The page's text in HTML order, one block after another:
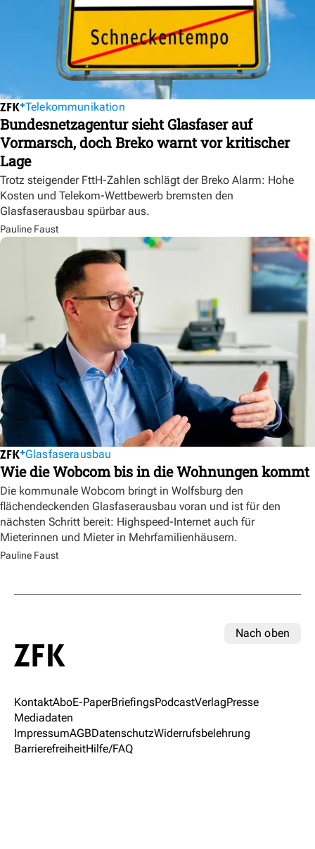
Telekommunikation
Bundesnetzagentur sieht Glasfaser auf
Vormarsch, doch Breko warnt vor kritischer
Lage
Trotz steigender FttH-Zahlen schlägt der Breko Alarm: Hohe
Kosten und Telekom-Wettbewerb bremsten den
Glasfaserausbau spürbar aus.
Pauline Faust
Glasfaserausbau
Wie die Wobcom bis in die Wohnungen kommt
Die kommunale Wobcom bringt in Wolfsburg den
flächendeckenden Glasfaserausbau voran und ist für den
nächsten Schritt bereit: Highspeed-Internet auch für
Mieterinnen und Mieter in Mehrfamilienhäusern.
Pauline Faust
Nach oben
KontaktAboE-PaperBriefingsPodcastVerlagPresse
Mediadaten
ImpressumAGBDatenschutzWiderrufsbelehrung
BarrierefreiheitHilfe/FAQ